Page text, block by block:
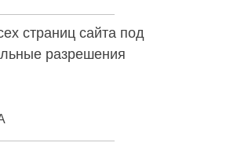
страниц сайта под
разрешения
Продвижение
Аудиты